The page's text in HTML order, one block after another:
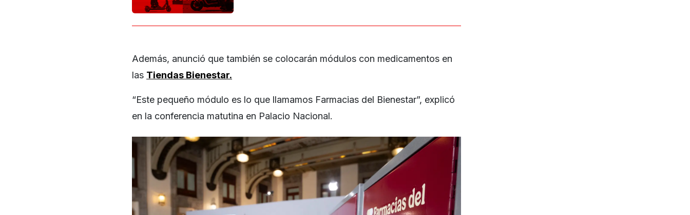
Además, anunció que también se colocarán módulos con medicamentos en
las Tiendas Bienestar.
“Este pequeño módulo es lo que llamamos Farmacias del Bienestar”, explicó
en la conferencia matutina en Palacio Nacional.